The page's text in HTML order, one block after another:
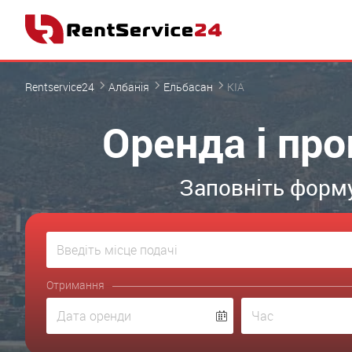
Rentservice24 Албанія Ельбасан KIA
Оренда і
Заповніть
Отримання